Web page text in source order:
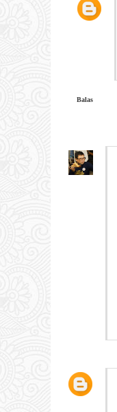
Balas